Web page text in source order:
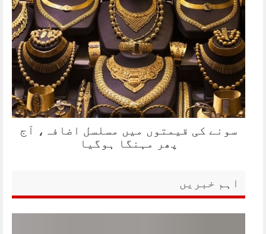
سونے کی قیمتوں میں مسلسل اضافہ، آج
پھر مہنگا ہوگیا
اہم خبریں